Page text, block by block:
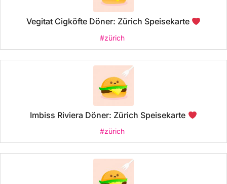
Vegitat Cigköfte Döner: Zürich Speisekarte
#zürich
Imbiss Riviera Döner: Zürich Speisekarte
#zürich